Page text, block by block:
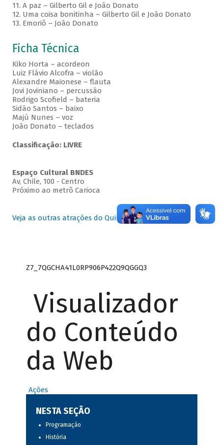
11. A paz – Gilberto Gil e João Donato
12. Uma coisa bonitinha – Gilberto Gil e João Donato
13. Emoriô – João Donato
Ficha Técnica
Kiko Horta – acordeon
Luiz Flávio Alcofra – violão
Alexandre Maionese – flauta
Jovi Joviniano – percussão
Rodrigo Scofield – bateria
Sidão Santos – baixo
Majú Nunes – voz
João Donato – teclados
Classificação: LIVRE
Espaço Cultural BNDES
Av, Chile, 100 - Centro
Próximo ao metrô Carioca
Veja as outras atrações do Quintas no BNDES
Z7_7QGCHA41L0RP906P422Q9QGGQ3
Visualizador
do Conteúdo
da Web
Ações
NESTA SEÇÃO
Programação
História